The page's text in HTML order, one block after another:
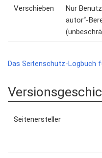
Verschieben
Nur
autor“-
Das Seitenschutz-Logbuch
Seitenersteller